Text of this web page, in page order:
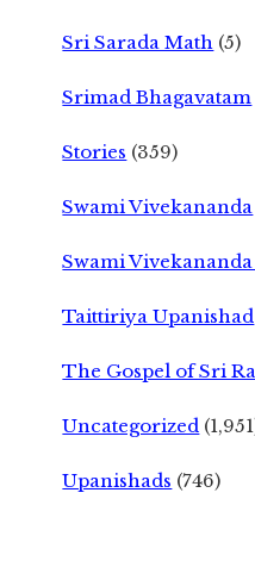
Sri Sarada Math (5)
Srimad Bhagavatam
Stories (359)
Swami Vivekananda
Swami
Taittiriya Upanishad
The Gospel of Sri
Uncategorized
Upanishads (746)